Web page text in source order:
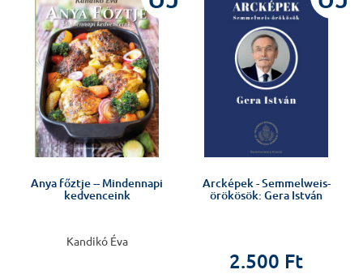
Anya főztje -- Mindennapi
kedvenceink
Kandikó Éva
Arcképek - Semmelweis-
örökösök: Gera István
2.500 Ft